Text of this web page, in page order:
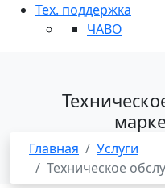
Тех. поддержка
ЧАВО
Главная
Услуги
Техническое